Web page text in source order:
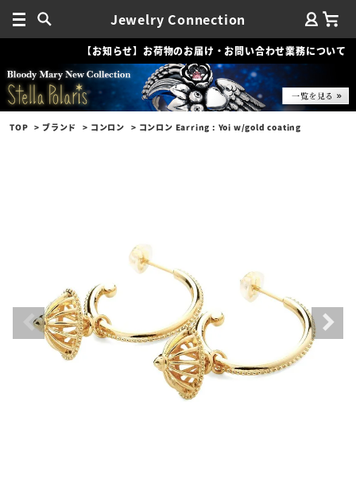
Jewelry Connection
【お知らせ】お荷物のお届け・お問い合わせ業務について
TOP ブランド コンロン コンロン Earring : Yoi w/gold coating